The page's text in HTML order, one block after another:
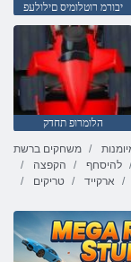
יבורמ רוטלומיס םילולעפ
הלומרופ תחדק
משחקים ברשת
הקפצה
להיסחף
טריקים
ארקייד